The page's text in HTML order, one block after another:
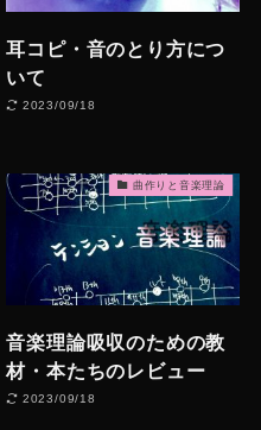
耳コピ・音のとり方につ
いて
2023/09/18
曲作りと音楽理論
音楽理論吸収のための教
材・本たちのレビュー
2023/09/18